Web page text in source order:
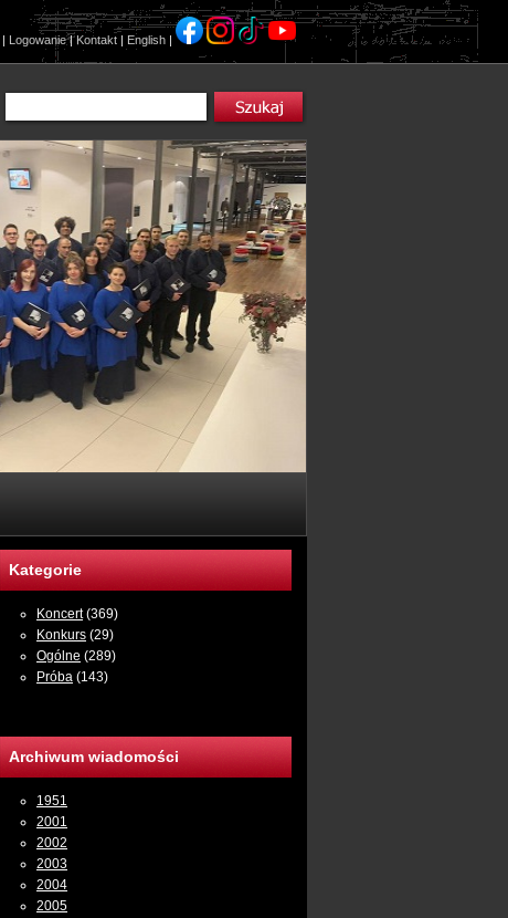
| Logowanie|Kontakt | English |
Kategorie
Koncert(369)
Konkurs (29)
Ogólne (289)
Próba (143)
Archiwum wiadomości
1951
2001
2002
2003
2004
2005